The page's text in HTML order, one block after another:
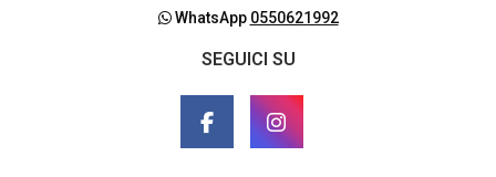
WhatsApp 0550621992
SEGUICI SU